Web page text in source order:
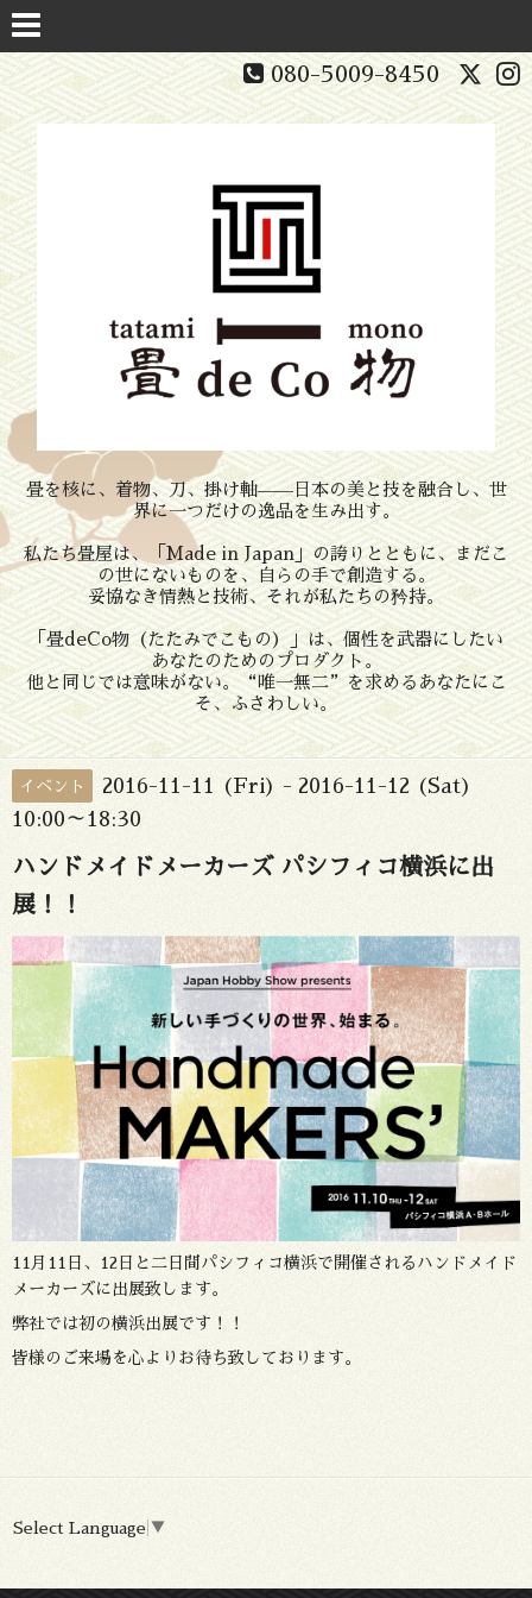
080-5009-8450
畳を核に、着物、刀、掛け軸——日本の美と技を融合し、世
界に一つだけの逸品を生み出す。
私たち畳屋は、「Made in Japan」の誇りとともに、まだこ
の世にないものを、自らの手で創造する。
妥協なき情熱と技術、それが私たちの矜持。
「畳deCo物（たたみでこもの）」は、個性を武器にしたい
あなたのためのプロダクト。
他と同じでは意味がない。“唯一無二”を求めるあなたにこ
そ、ふさわしい。
イベント
2016-11-11 (Fri) - 2016-11-12 (Sat)
10:00～18:30
ハンドメイドメーカーズ パシフィコ横浜に出
展！！
11月11日、12日と二日間パシフィコ横浜で開催されるハンドメイド
メーカーズに出展致します。
弊社では初の横浜出展です！！
皆様のご来場を心よりお待ち致しております。
Select Language ▼